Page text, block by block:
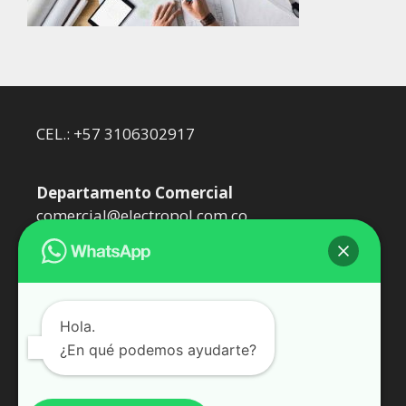
CEL.: +57 3106302917
Departamento Comercial
comercial@electropol.com.co
dtecnico@electropol.com.co
Somos Epol Oil SAS. Representantes de
WEIDMÜLLER
Hola.
¿En qué podemos ayudarte?